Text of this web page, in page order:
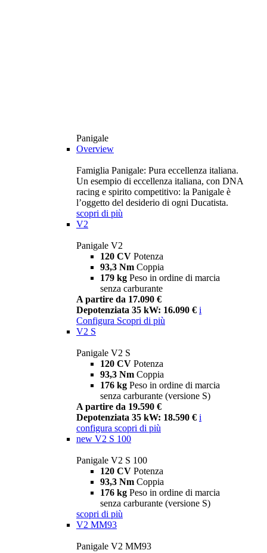
Panigale
Overview
Famiglia Panigale: Pura eccellenza italiana.
Un esempio di eccellenza italiana, con DNA
racing e spirito competitivo: la Panigale è
l’oggetto del desiderio di ogni Ducatista.
scopri di più
V2
Panigale V2
120 CV Potenza
93,3 Nm Coppia
179 kg Peso in ordine di marcia
senza carburante
A partire da 17.090 €
Depotenziata 35 kW: 16.090 € i
Configura Scopri di più
V2 S
Panigale V2 S
120 CV Potenza
93,3 Nm Coppia
176 kg Peso in ordine di marcia
senza carburante (versione S)
A partire da 19.590 €
Depotenziata 35 kW: 18.590 € i
configura scopri di più
new V2 S 100
Panigale V2 S 100
120 CV Potenza
93,3 Nm Coppia
176 kg Peso in ordine di marcia
senza carburante (versione S)
scopri di più
V2 MM93
Panigale V2 MM93